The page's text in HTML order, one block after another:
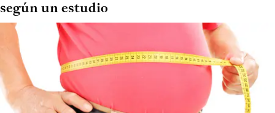
según un estudio